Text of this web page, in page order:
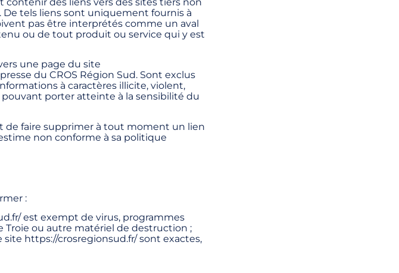
De tels liens sont uniquement fournis à
pas être interprétés comme un aval
ou de tout produit ou service qui y est
une page du site
du CROS Région Sud. Sont exclus
à caractères illicite, violent,
porter atteinte à la sensibilité du
de faire supprimer à tout moment un lien
non conforme à sa politique
:
est exempt de virus, programmes
Troie ou autre matériel de destruction ;
https://crosregionsud.fr/ sont exactes,